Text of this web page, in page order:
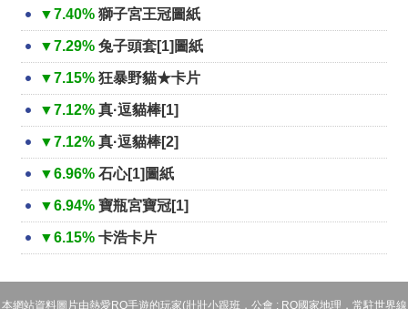
▼7.40% 獅子宮王冠圖紙
▼7.29% 兔子頭套[1]圖紙
▼7.15% 狂暴野貓★卡片
▼7.12% 真·逗貓棒[1]
▼7.12% 真·逗貓棒[2]
▼6.96% 石心[1]圖紙
▼6.94% 寶瓶宮寶冠[1]
▼6.15% 卡浩卡片
本網站資料圖片由熱愛RO手遊的玩家(壯壯小跟班，公會 : RO國家地理，常駐世界線